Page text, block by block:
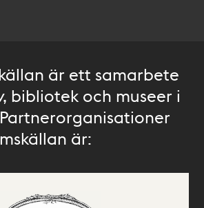
är ett samarbete
bibliotek och museer i
är: